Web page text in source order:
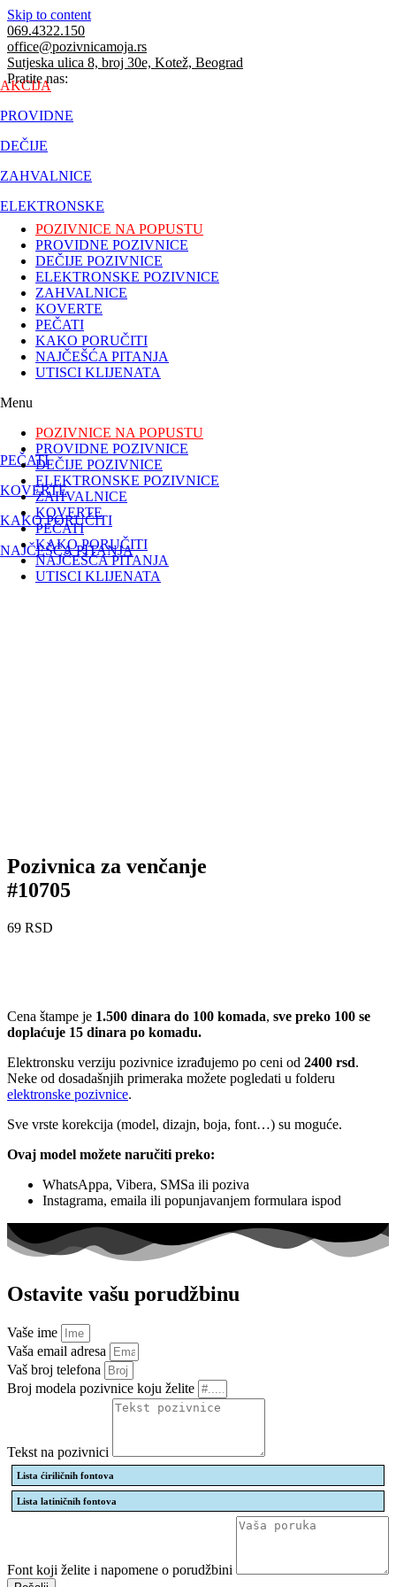
Skip to content
069.4322.150
office@pozivnicamoja.rs
Sutjeska ulica 8, broj 30e, Kotež, Beograd
Pratite nas:
AKCIJA
PROVIDNE
DEČIJE
ZAHVALNICE
ELEKTRONSKE
PEČATI
KOVERTE
KAKO PORUČITI
NAJČEŠĆA PITANJA
POZIVNICE NA POPUSTU
PROVIDNE POZIVNICE
DEČIJE POZIVNICE
ELEKTRONSKE POZIVNICE
ZAHVALNICE
KOVERTE
PEČATI
KAKO PORUČITI
NAJČEŠĆA PITANJA
UTISCI KLIJENATA
Menu
POZIVNICE NA POPUSTU
PROVIDNE POZIVNICE
DEČIJE POZIVNICE
ELEKTRONSKE POZIVNICE
ZAHVALNICE
KOVERTE
PEČATI
KAKO PORUČITI
NAJČEŠĆA PITANJA
UTISCI KLIJENATA
Pozivnica za venčanje
#10705
69 RSD
Cena štampe je 1.500 dinara do 100 komada, sve preko 100 se
doplaćuje 15 dinara po komadu.
Elektronsku verziju pozivnice izrađujemo po ceni od 2400 rsd.
Neke od dosadašnjih primeraka možete pogledati u folderu
elektronske pozivnice.
Sve vrste korekcija (model, dizajn, boja, font…) su moguće.
Ovaj model možete naručiti preko:
WhatsAppa, Vibera, SMSa ili poziva
Instagrama, emaila ili popunjavanjem formulara ispod
Ostavite vašu porudžbinu
Vaše ime
Vaša email adresa
Vaš broj telefona
Broj modela pozivnice koju želite
Tekst na pozivnici
Lista ćiriličnih fontova
Lista latiničnih fontova
Font koji želite i napomene o porudžbini